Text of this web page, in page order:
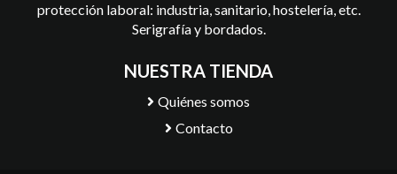
protección laboral: industria, sanitario, hostelería, etc.
Serigrafía y bordados.
NUESTRA TIENDA
Quiénes somos
Contacto